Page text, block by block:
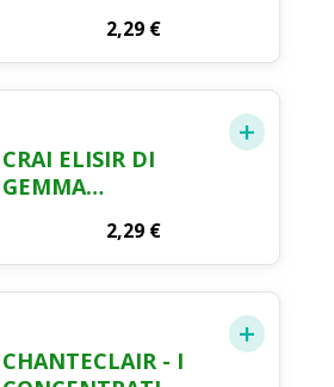
SENSUALE
AMMORBIDENTE
CONCENTRATO 750
2,29 €
CRAI ELISIR DI
GEMMA
CONCENTRATO 750
ML
2,29 €
CHANTECLAIR - I